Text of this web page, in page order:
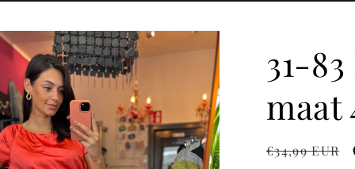
31-
maat
Normale
€34,99 EUR